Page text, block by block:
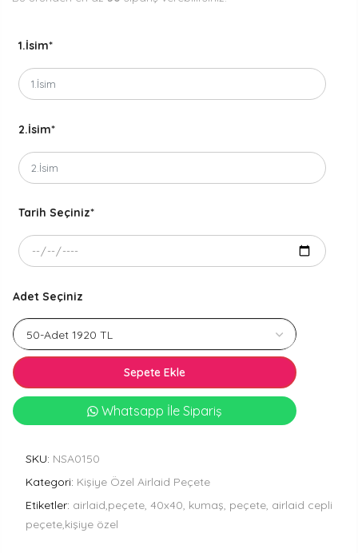
1.İsim*
2.İsim*
Tarih Seçiniz*
Adet Seçiniz
Sepete Ekle
Whatsapp İle Sipariş
SKU: NSA0150
Kategori: Kişiye Özel Airlaid Peçete
Etiketler: airlaid,peçete, 40x40, kumaş, peçete, airlaid cepli
peçete,kişiye özel